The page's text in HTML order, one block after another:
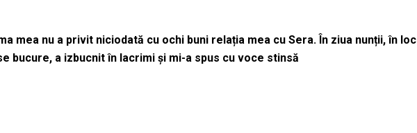
mea nu a privit niciodată cu ochi buni relația mea cu Sera. În ziua nunții, în loc
bucure, a izbucnit în lacrimi și mi-a spus cu voce stinsă